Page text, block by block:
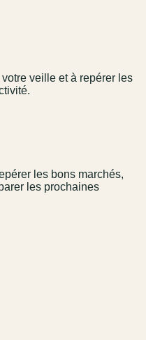
veille et à repérer les
les bons marchés,
les prochaines